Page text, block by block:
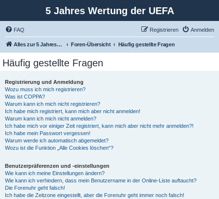
5 Jahres Wertung der UEFA
FAQ Anmelden
Registrieren
Alles zur 5 Jahreswertung / Tabelle der UEFA mit vielen Statistiken. Foren-Übersicht Häufig gestellte Fragen
Häufig gestellte Fragen
Registrierung und Anmeldung
Wozu muss ich mich registrieren?
Was ist COPPA?
Warum kann ich mich nicht registrieren?
Ich habe mich registriert, kann mich aber nicht anmelden!
Warum kann ich mich nicht anmelden?
Ich habe mich vor einiger Zeit registriert, kann mich aber nicht mehr anmelden?!
Ich habe mein Passwort vergessen!
Warum werde ich automatisch abgemeldet?
Wozu ist die Funktion „Alle Cookies löschen“?
Benutzerpräferenzen und -einstellungen
Wie kann ich meine Einstellungen ändern?
Wie kann ich verhindern, dass mein Benutzername in der Online-Liste auftaucht?
Die Forenuhr geht falsch!
Ich habe die Zeitzone eingestellt, aber die Forenuhr geht immer noch falsch!